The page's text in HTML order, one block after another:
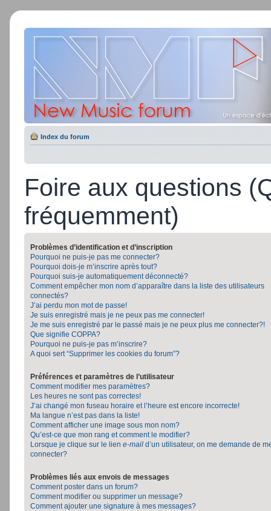
Index du forum
Foire aux questions
fréquemment)
Problèmes d’identification et d’inscription
Pourquoi ne puis-je pas me connecter?
Pourquoi dois-je m’inscrire après tout?
Pourquoi suis-je automatiquement déconnecté?
Comment empêcher mon nom d’apparaître dans la liste des utilisateurs
connectés?
J’ai perdu mon mot de passe!
Je suis enregistré mais je ne peux pas me connecter!
Je me suis enregistré par le passé mais je ne peux plus me connecter?!
Que signifie COPPA?
Pourquoi ne puis-je pas m’inscrire?
A quoi sert “Supprimer les cookies du forum”?
Préférences et paramètres de l’utilisateur
Comment modifier mes paramètres?
Les heures ne sont pas correctes!
J’ai changé mon fuseau horaire et l’heure est encore incorrecte!
Ma langue n’est pas dans la liste!
Comment afficher une image sous mon nom?
Qu’est-ce que mon rang et comment le modifier?
Lorsque je clique sur le lien e-mail d’un utilisateur, on me demande de
connecter?
Problèmes liés aux envois de messages
Comment poster dans un forum?
Comment modifier ou supprimer un message?
Comment ajouter une signature à mes messages?